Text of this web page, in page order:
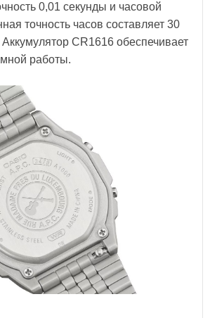
0,01 секунды и часовой
точность часов составляет 30
CR1616 обеспечивает
работы.